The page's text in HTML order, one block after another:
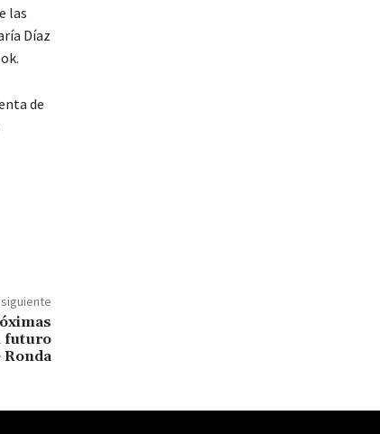
las
Díaz
de
futuro
Ronda